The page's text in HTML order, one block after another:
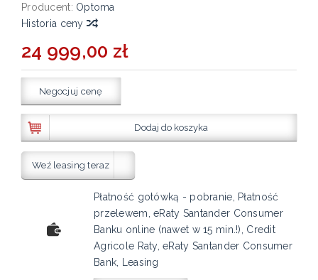
Producent: Optoma
Historia ceny
24 999,00 zł
Negocjuj cenę
Dodaj do koszyka
Weź leasing teraz
Płatność gotówką - pobranie, Płatność
przelewem, eRaty Santander Consumer
Banku online (nawet w 15 min.!), Credit
Agricole Raty, eRaty Santander Consumer
Bank, Leasing